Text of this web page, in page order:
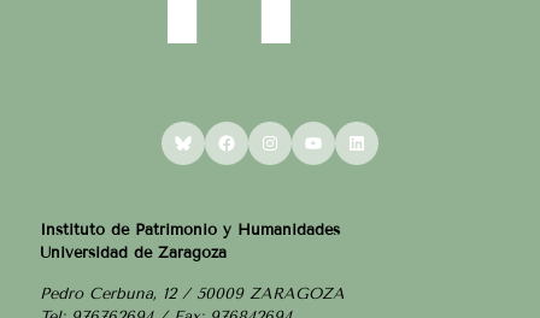
BlueskyFacebookInstagram
YouTubeLinkedIn
Instituto de Patrimonio y Humanidades
Universidad de Zaragoza
Pedro Cerbuna, 12 / 50009 ZARAGOZA